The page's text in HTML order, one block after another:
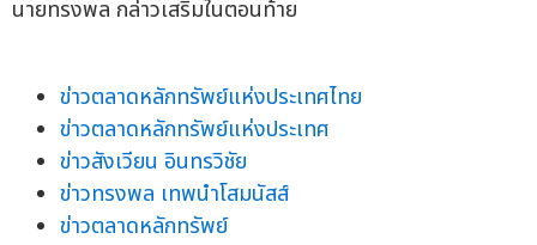
นายทรงพล กล่าวเสริมในตอนท้าย
ข่าวตลาดหลักทรัพย์แห่งประเทศไทย
ข่าวตลาดหลักทรัพย์แห่งประเทศ
ข่าวสังเวียน อินทรวิชัย
ข่าวทรงพล เทพนำโสมนัสส์
ข่าวตลาดหลักทรัพย์